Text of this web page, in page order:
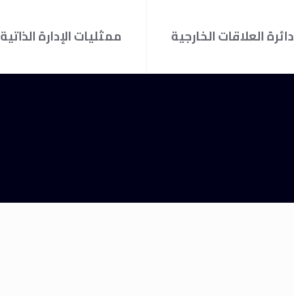
دائرة العلاقات الخارجية ممثليات الإدارة الذاتية